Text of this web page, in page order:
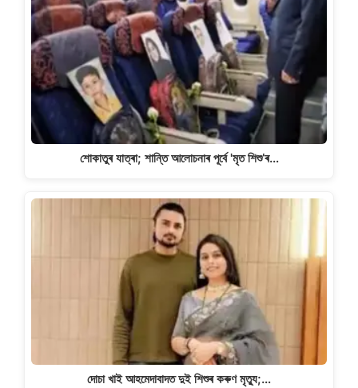
শোকাতুৰ যাত্ৰা; শান্তি আলোচনাৰ পূৰ্বে 'মৃত শিশু’ৰ…
দোচা খাই আহমেদাবাদত দুই শিশুৰ কৰুণ মৃত্যু;…